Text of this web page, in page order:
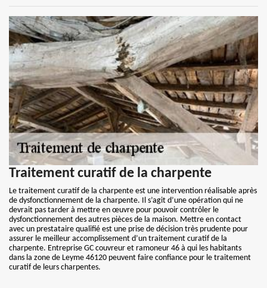
Traitement curatif de la charpente
Le traitement curatif de la charpente est une intervention réalisable après
de dysfonctionnement de la charpente. Il s’agit d’une opération qui ne
devrait pas tarder à mettre en œuvre pour pouvoir contrôler le
dysfonctionnement des autres pièces de la maison. Mettre en contact
avec un prestataire qualifié est une prise de décision très prudente pour
assurer le meilleur accomplissement d’un traitement curatif de la
charpente. Entreprise GC couvreur et ramoneur 46 à qui les habitants
dans la zone de Leyme 46120 peuvent faire confiance pour le traitement
curatif de leurs charpentes.